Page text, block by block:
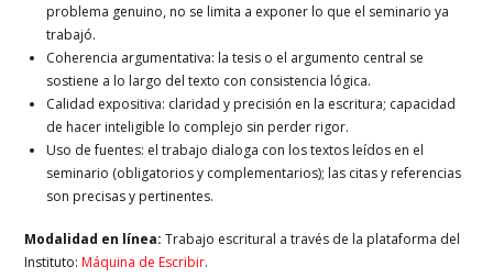
problema genuino, no se limita a exponer lo que el seminario ya
trabajó.
Coherencia argumentativa: la tesis o el argumento central se
sostiene a lo largo del texto con consistencia lógica.
Calidad expositiva: claridad y precisión en la escritura; capacidad
de hacer inteligible lo complejo sin perder rigor.
Uso de fuentes: el trabajo dialoga con los textos leídos en el
seminario (obligatorios y complementarios); las citas y referencias
son precisas y pertinentes.
Modalidad en línea: Trabajo escritural a través de la plataforma del
Instituto:Máquina de Escribir.